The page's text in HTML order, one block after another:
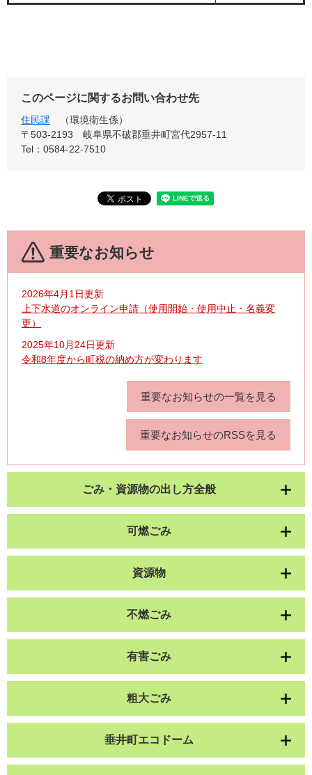
このページに関するお問い合わせ先
住民課
環境衛生係
〒503-2193
岐阜県不破郡垂井町宮代2957-11
Tel：0584-22-7510
重要なお知らせ
2026年4月1日更新
上下水道のオンライン申請（使用開始・使用中止・名義変
更）
2025年10月24日更新
令和8年度から町税の納め方が変わります
重要なお知らせの一覧を見る
重要なお知らせのRSSを見る
ごみ・資源物の出し方全般
可燃ごみ
資源物
不燃ごみ
有害ごみ
粗大ごみ
垂井町エコドーム